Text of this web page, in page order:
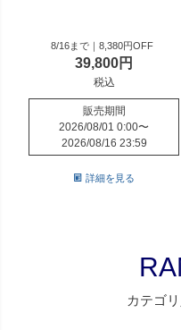
8/16まで｜8,380円OFF
39,800
税込
販売期間
2026/08/01 0:00〜
2026/08/16 23:59
詳細を見る
カテゴ